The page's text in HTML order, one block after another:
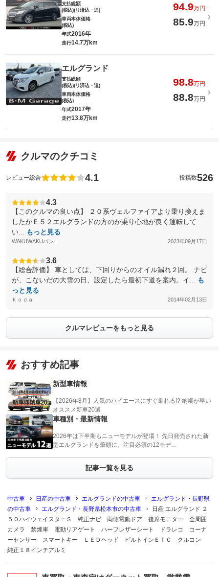
支払総額
(税込)(リ済込・追)
94.9万円
車両本体価格
(税込)
85.9万円
年式2016年
走行14.7万km
エルグランド
支払総額
(税込)(リ済込・追)
98.8万円
車両本体価格
(税込)
88.8万円
年式2017年
走行13.8万km
クルマのクチコミ
レビュー総合 4.1 投稿数526
4.3
【このクルマの良い点】 ２０系ヴェルファイアより乗り換えま
したがＥ５２エルグランドの方のが乗り心地が良く運転して
い...
もっと見る
WAKUWAKUパン... 2023年09月17日
3.6
【総合評価】 車としては、下回りからのオイル漏れ２回。 ナビ
が、こないだの大雪の日、設定したら最初下道を案内。イ...
も
っと見る
ｋｏｄａ 2014年02月13日
クルマレビューをもっと見る
おすすめ記事
新型車情報
【2026年8月】人気のハイエースにすぐ乗れる!? 納期が早い
オススメ新車20選
車種別・最新情報
2026年は下半期もニューモデルが登場！ 先日発売された新
型エルグランドを筆頭に、注目必須の12モデ…
記事一覧を見る
中古車 日産の中古車 エルグランドの中古車
エルグランド・長野県
の中古車
エルグランド・長野県松本市の中古車
日産 エルグランド ２
５０ハイウェイスターＳ 純正ナビ 両側電動ドア 後席モニター 全周囲
カメラ 禁煙車 電動リアゲート ハーフレザーシート ドラレコ コーナ
ーセンサー スマートキー ＬＥＤヘッド ビルトインＥＴＣ クルコン
純正１８インチアルミ